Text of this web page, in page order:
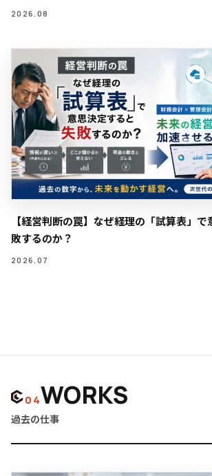
2026.08
【経営判断の罠】なぜ経理の「試算表」
敗するのか？
2026.07
04WORKS
過去の仕事